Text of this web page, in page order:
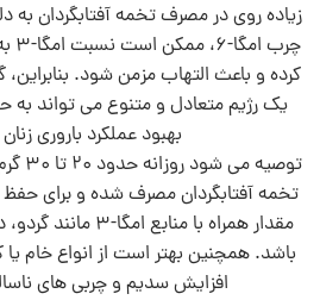
زیاده‌ روی در مصرف تخمه آفتابگردان به
کرده و باعث التهاب مزمن شود.
یک رژیم متعادل و متنوع می‌ تواند
بهبود عملکرد باروری
تخمه آفتابگردان مصرف شده و برای
مقدار همراه با
باشد. همچنین بهتر است از انواع خام
افزایش سدیم و چربی‌ های